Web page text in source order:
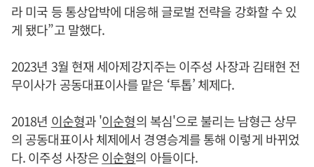
라 미국 등 통상압박에 대응해 글로벌 전략을 강화할 수 있
게 됐다”고 말했다.
2023년 3월 현재 세아제강지주는 이주성 사장과 김태현 전
무이사가 공동대표이사를 맡은 ‘투톱’ 체제다.
2018년 이순형과 '이순형의 복심'으로 불리는 남형근 상무
의 공동대표이사 체제에서 경영승계를 통해 이렇게 바뀌었
다. 이주성 사장은이순형의 아들이다.